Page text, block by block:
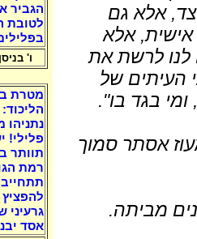
אלא גם
אלא
לנו לרשת את
העיתים של
ומי בגד בו".
מעוז אסתר סמוך
מביתה.
הגביר
לטובת
ו' בניסן/
מטרת
פלילי!
תוותר
רמת
להפציץ
גרעיני
אסד